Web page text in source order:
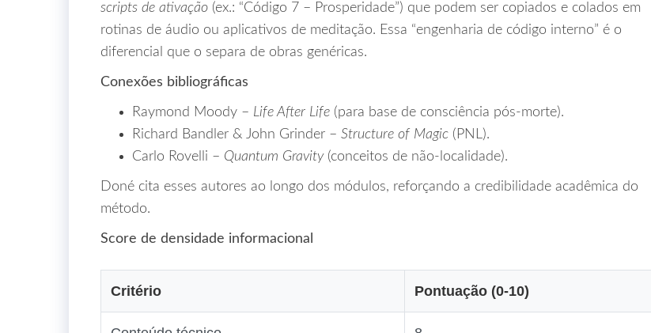
scripts de ativação (ex.: “Código 7 – Prosperidade”) que podem ser copiados e colados em
rotinas de áudio ou aplicativos de meditação. Essa “engenharia de código interno” é o
diferencial que o separa de obras genéricas.
Conexões bibliográficas
Raymond Moody – Life After Life (para base de consciência pós-morte).
Richard Bandler & John Grinder – Structure of Magic (PNL).
Carlo Rovelli – Quantum Gravity(conceitos de não‑localidade).
Doné cita esses autores ao longo dos módulos, reforçando a credibilidade acadêmica do
método.
Score de densidade informacional
Critério Pontuação (0‑10)